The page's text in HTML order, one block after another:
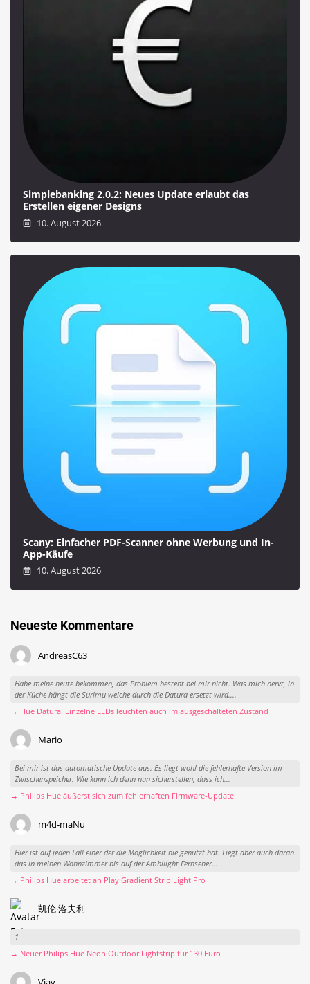
Simplebanking 2.0.2: Neues Update erlaubt das
Erstellen eigener Designs
10. August 2026
Scany: Einfacher PDF-Scanner ohne Werbung und In-
App-Käufe
10. August 2026
Neueste Kommentare
AndreasC63
Habe meine heute bekommen, das Problem besteht bei mir nicht. Was mich nervt, in
der Küche hängt die Surimu welche durch die Datura ersetzt wird....
→ Hue Datura: Einzelne LEDs leuchten auch im ausgeschalteten Zustand
Mario
Bei mir ist das automatische Update aus. Es liegt wohl die fehlerhafte Version im
Zwischenspeicher. Wie kann ich denn nun sicherstellen, dass ich...
→ Philips Hue äußerst sich zum fehlerhaften Firmware-Update
m4d-maNu
Hier ist auf jeden Fall einer der die Möglichkeit nie genutzt hat. Liegt aber auch daran
das in meinen Wohnzimmer bis auf der Ambilight Fernseher...
→ Philips Hue arbeitet an Play Gradient Strip Light Pro
凯伦·洛夫利
1
→ Neuer Philips Hue Neon Outdoor Lightstrip für 130 Euro